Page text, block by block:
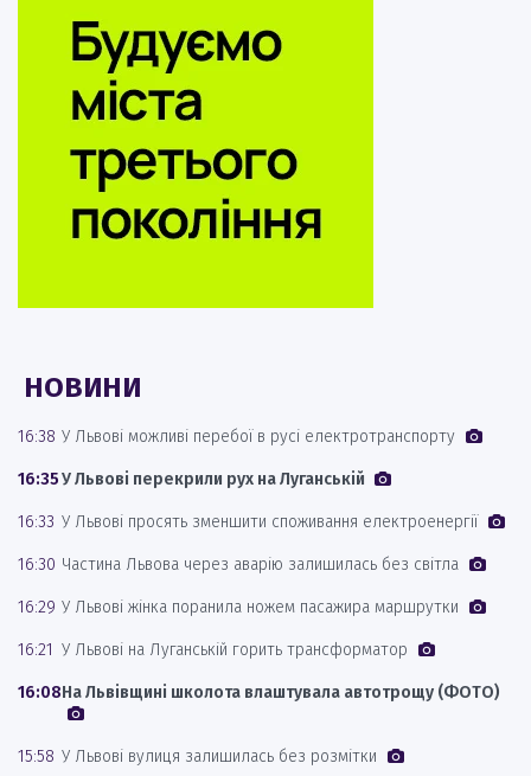
НОВИНИ
16:38 У Львові можливі перебої в русі електротранспорту
16:35У Львові перекрили рух на Луганській
16:33 У Львові просять зменшити споживання електроенергії
16:30 Частина Львова через аварію залишилась без світла
16:29 У Львові жінка поранила ножем пасажира маршрутки
16:21 У Львові на Луганській горить трансформатор
16:08На Львівщині школота влаштувала автотрощу (ФОТО)
15:58 У Львові вулиця залишилась без розмітки